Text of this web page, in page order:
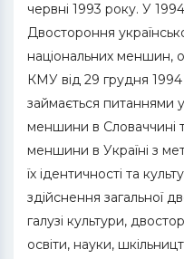
червні 1993 року. У
Двостороння
національних меншин,
КМУ від 29 грудня
займається питаннями
меншини в Словаччині
меншини в Україні з
їх ідентичності та
здійснення загальної
галузі культури,
освіти, науки,